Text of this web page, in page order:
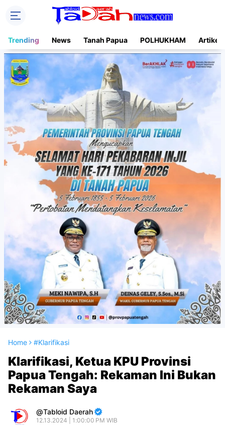
Trending News Tanah Papua POLHUKHAM Artikel
Home #Klarifikasi
Klarifikasi, Ketua KPU Provinsi
Papua Tengah: Rekaman Ini Bukan
Rekaman Saya
Tabloid Daerah
12.13.2024 | 1:00:00 PM WIB